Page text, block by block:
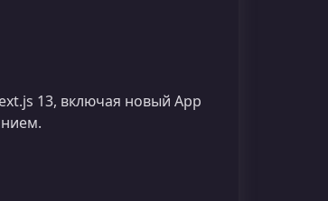
13, включая новый App